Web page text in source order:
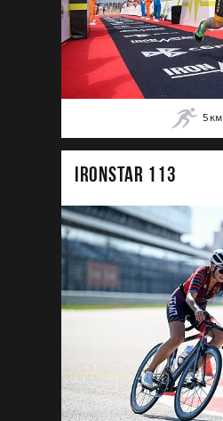
5 км
IRONSTAR 113